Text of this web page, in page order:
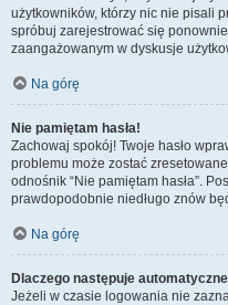
użytkowników, którzy nic nie pisali
spróbuj zarejestrować się
zaangażowanym w dyskusje
Na górę
Nie pamiętam hasła!
Zachowaj spokój! Twoje hasło
problemu może zostać
odnośnik “Nie pamiętam hasła”.
prawdopodobnie niedługo znów
Na górę
Dlaczego następuje
Jeżeli w czasie logowania nie